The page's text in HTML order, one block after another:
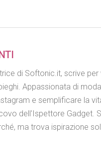
di Softonic.it, scrive
Appassionata di
e semplificare la
dell'Ispettore Gadget.
ma trova ispirazione